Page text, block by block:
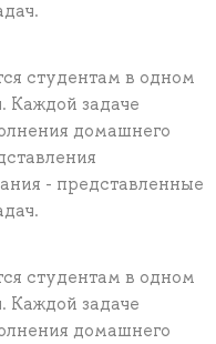
студентам в одном
Каждой задаче
домашнего
- представленные
студентам в одном
Каждой задаче
домашнего